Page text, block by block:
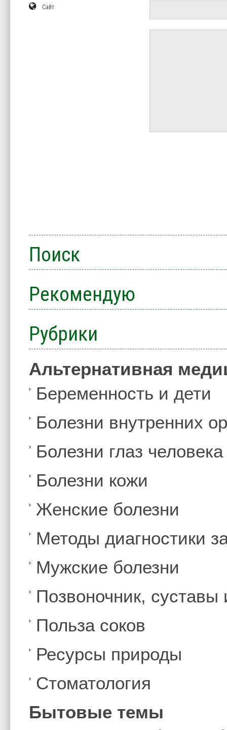
Сайт
Поиск
Рекомендую
Рубрики
Альтернативная
Беременность и дети
Болезни внутренних
Болезни глаз человека
Болезни кожи
Женские болезни
Методы диагностики
Мужские болезни
Позвоночник,
Польза соков
Ресурсы природы
Стоматология
Бытовые темы